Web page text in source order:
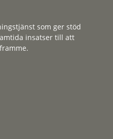
som ger stöd
insatser till att